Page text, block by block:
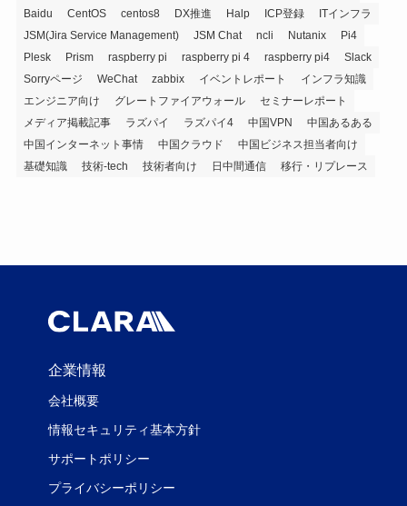
Baidu
CentOS centos8 DX推進 Halp ICP登録
ITインフラ
JSM(Jira Service Management)
JSM Chat ncli Nutanix
Pi4
Plesk
Prism raspberry pi raspberry pi 4 raspberry pi4
Slack
Sorryページ
WeChat zabbix イベントレポート
インフラ知識
エンジニア向け
グレートファイアウォール
セミナーレポート
メディア掲載記事
ラズパイ ラズパイ4 中国VPN
中国あるある
中国インターネット事情
中国クラウド
中国ビジネス担当者向け
基礎知識
技術-tech 技術者向け 日中間通信 移行・リプレース
企業情報
会社概要
情報セキュリティ基本方針
サポートポリシー
プライバシーポリシー